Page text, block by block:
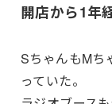
開店から1年
SちゃんもMち
っていた。